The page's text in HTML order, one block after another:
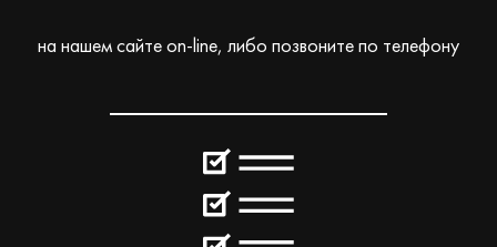
на нашем сайте on-line, либо позвоните по телефону